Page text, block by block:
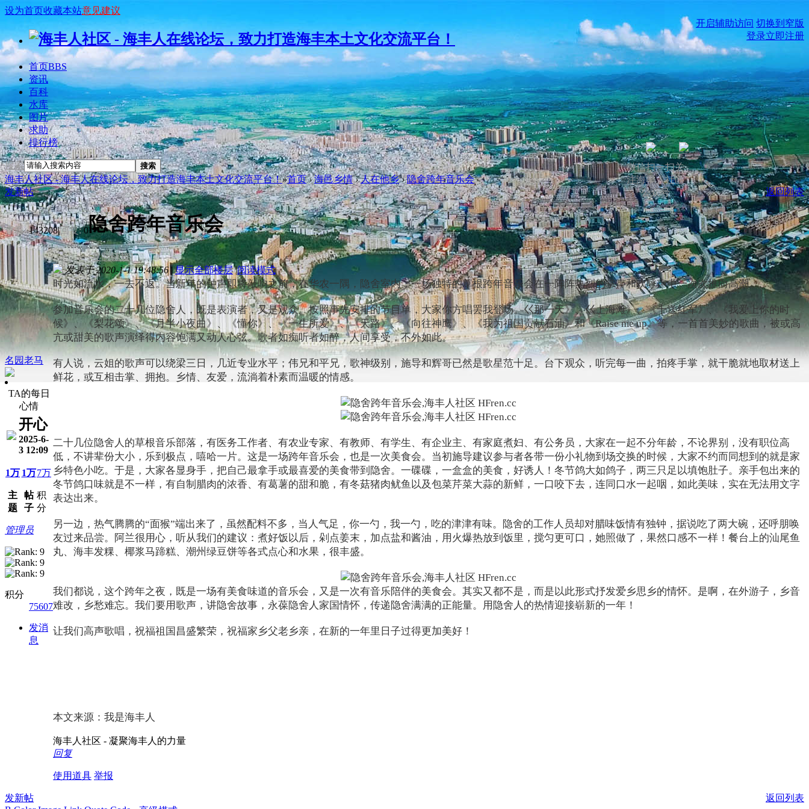
设为首页收藏本站意见建议
开启辅助访问 切换到窄版
登录立即注册
首页BBS
资讯
百科
水库
图片
求助
排行榜
搜索 搜索
海丰人社区 - 海丰人在线论坛，致力打造海丰本土文化交流平台！»首页 › 海邑乡情 › 人在他乡 › 隐舍跨年音乐会
返回列表
发新帖
查看: 143208|回复: 0隐舍跨年音乐会
[复制链接]
名园老马
TA的每日
心情
开心
2025-6-
3 12:09
1万
主
题
1万
帖
子
7万
积
分
管理员
积分
75607
发消
息
发表于 2020-1-1 19:48:56 | 显示全部楼层 |阅读模式
时光如流水，一去不返。当新年的钟声即将敲响之前，在华农一隅，隐舍室内，一场独特的草根跨年音乐会在一阵阵热烈的掌声和欢呼声中一次次推向高潮。
参加音乐会的二十几位隐舍人，既是表演者，又是观众。按照事先安排的节目单，大家你方唱罢我登场。巜那一天》、巜上海滩》、《十送红军》、《我爱上你的时
候》、《梨花颂》、《月半小夜曲》、《懂你》、《一生所爱》、《天路》、《向往神鹰》、《我为祖国贡献石油》和《Raise me up》等，一首首美妙的歌曲，被或高
亢或甜美的歌声演绎得内容饱满又动人心弦。歌者如痴听者如醉，人间享受，不外如此。
有人说，云姐的歌声可以绕梁三日，几近专业水平；伟兄和平兄，歌神级别，施导和辉哥已然是歌星范十足。台下观众，听完每一曲，拍疼手掌，就干脆就地取材送上
鲜花，或互相击掌、拥抱。乡情、友爱，流淌着朴素而温暖的情感。
二十几位隐舍人的草根音乐部落，有医务工作者、有农业专家、有教师、有学生、有企业主、有家庭煮妇、有公务员，大家在一起不分年龄，不论界别，没有职位高
低，不讲辈份大小，乐到极点，嘻哈一片。这是一场跨年音乐会，也是一次美食会。当初施导建议参与者各带一份小礼物到场交换的时候，大家不约而同想到的就是家
乡特色小吃。于是，大家各显身手，把自己最拿手或最喜爱的美食带到隐舍。一碟碟，一盒盒的美食，好诱人！冬节鸽大如鸽子，两三只足以填饱肚子。亲手包出来的
冬节鸽口味就是不一样，有自制腊肉的浓香、有葛薯的甜和脆，有冬菇猪肉鱿鱼以及包菜芹菜大蒜的新鲜，一口咬下去，连同口水一起咽，如此美味，实在无法用文字
表达出来。
另一边，热气腾腾的“面猴”端出来了，虽然配料不多，当人气足，你一勺，我一勺，吃的津津有味。隐舍的工作人员却对腊味饭情有独钟，据说吃了两大碗，还呼朋唤
友过来品尝。阿兰很用心，听从我们的建议：煮好饭以后，剁点姜末，加点盐和酱油，用火爆热放到饭里，搅匀更可口，她照做了，果然口感不一样！餐台上的汕尾鱼
丸、海丰发粿、椰浆马蹄糕、潮州绿豆饼等各式点心和水果，很丰盛。
我们都说，这个跨年之夜，既是一场有美食味道的音乐会，又是一次有音乐陪伴的美食会。其实又都不是，而是以此形式抒发爱乡思乡的情怀。是啊，在外游子，乡音
难改，乡愁难忘。我们要用歌声，讲隐舍故事，永葆隐舍人家国情怀，传递隐舍满满的正能量。用隐舍人的热情迎接崭新的一年！
让我们高声歌唱，祝福祖国昌盛繁荣，祝福家乡父老乡亲，在新的一年里日子过得更加美好！
本文来源：我是海丰人
海丰人社区 - 凝聚海丰人的力量
回复
使用道具 举报
返回列表
发新帖
微信扫一扫关
注海丰人社区
公众号